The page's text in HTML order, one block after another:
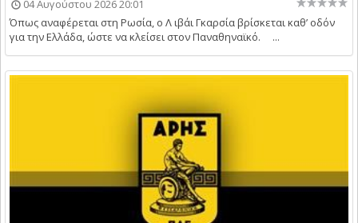
04 Αυγούστου 2026 20:01
Όπως αναφέρεται στη Ρωσία, ο Λ ιβάι Γκαρσία βρίσκεται καθ’ οδόν
για την Ελλάδα, ώστε να κλείσει στον Παναθηναϊκό. ...